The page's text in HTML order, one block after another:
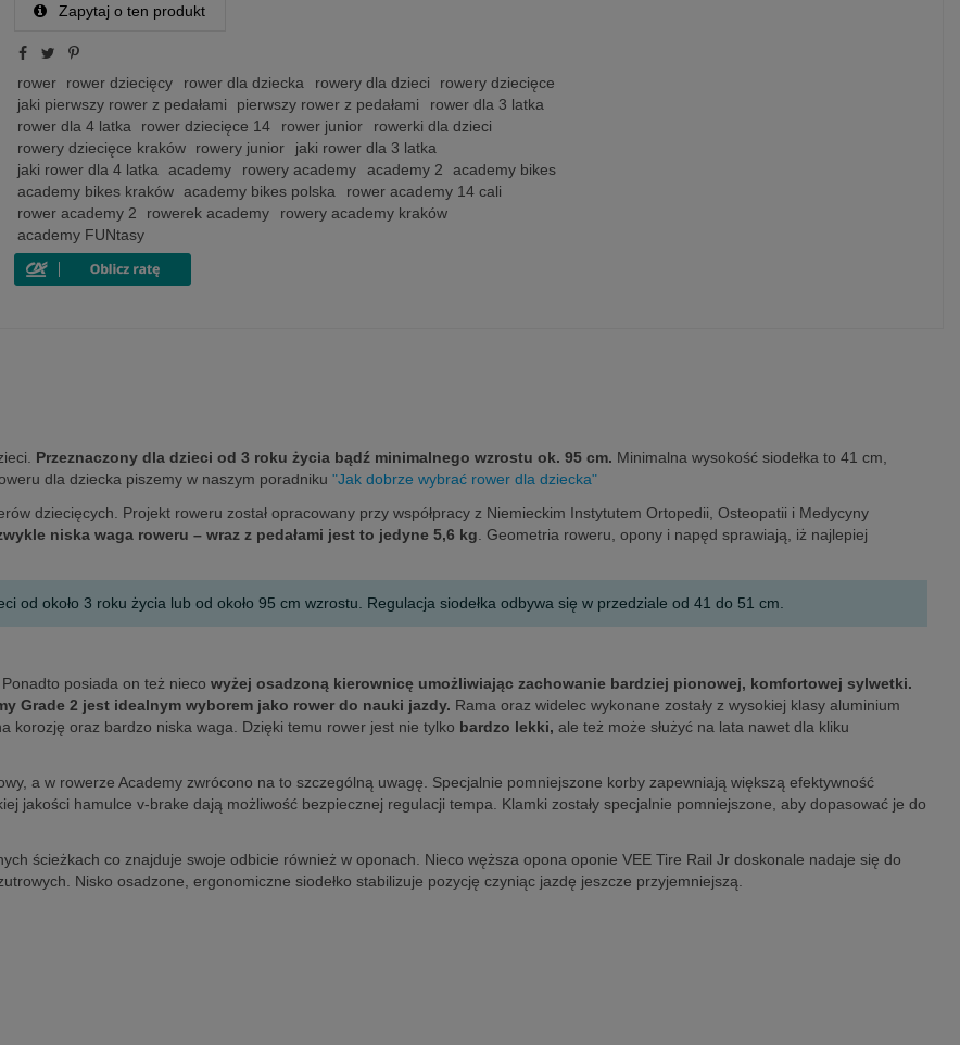
Zapytaj o ten produkt
rower rower dziecięcy rower dla dziecka rowery dla dzieci
rowery dziecięce
jaki pierwszy rower z pedałami
pierwszy rower z pedałami
rower dla 3 latka
rower dla 4 latka
rower dziecięce 14 rower junior
rowerki dla dzieci
rowery dziecięce kraków
rowery junior
jaki rower dla 3 latka
jaki rower dla 4 latka
academy rowery academy academy 2
academy bikes
academy bikes kraków academy bikes polska
rower academy 14 cali
rower academy 2
rowerek academy
rowery academy kraków
academy FUNtasy
Przeznaczony dla dzieci od 3 roku życia bądź minimalnego wzrostu ok. 95 cm. Minimalna wysokość siodełka to 41 cm,
dla dziecka piszemy w naszym poradniku "Jak dobrze wybrać rower dla dziecka"
dziecięcych. Projekt roweru został opracowany przy współpracy z Niemieckim Instytutem Ortopedii, Osteopatii i Medycyny
niska waga roweru – wraz z pedałami jest to jedyne 5,6 kg. Geometria roweru, opony i napęd sprawiają, iż najlepiej
od około 3 roku życia lub od około 95 cm wzrostu. Regulacja siodełka odbywa się w przedziale od 41 do 51 cm.
posiada on też nieco wyżej osadzoną kierownicę umożliwiając zachowanie bardziej pionowej, komfortowej sylwetki.
Grade 2 jest idealnym wyborem jako rower do nauki jazdy. Rama oraz widelec wykonane zostały z wysokiej klasy aluminium
korozję oraz bardzo niska waga. Dzięki temu rower jest nie tylko bardzo lekki, ale też może służyć na lata nawet dla kliku
a w rowerze Academy zwrócono na to szczególną uwagę. Specjalnie pomniejszone korby zapewniają większą efektywność
jakości hamulce v-brake dają możliwość bezpiecznej regulacji tempa. Klamki zostały specjalnie pomniejszone, aby dopasować je do
ścieżkach co znajduje swoje odbicie również w oponach. Nieco węższa opona oponie VEE Tire Rail Jr doskonale nadaje się do
Nisko osadzone, ergonomiczne siodełko stabilizuje pozycję czyniąc jazdę jeszcze przyjemniejszą.